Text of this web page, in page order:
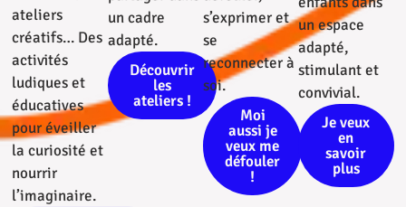
ateliers
créatifs… Des
activités
ludiques et
éducatives
pour éveiller
la curiosité et
nourrir
l’imaginaire.
un cadre
adapté.
Découvrir
les
ateliers !
s’exprimer et
se
reconnecter à
soi.
Moi
aussi je
veux me
défouler
!
un espace
adapté,
stimulant et
convivial.
Je veux
en
savoir
plus